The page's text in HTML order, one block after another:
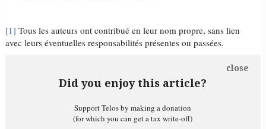
[1] Tous les auteurs ont contribué en leur nom propre, sans lien
avec leurs éventuelles responsabilités présentes ou passées.
Did you enjoy this article?
close
Support Telos by making a donation
(for which you can get a tax write-off)